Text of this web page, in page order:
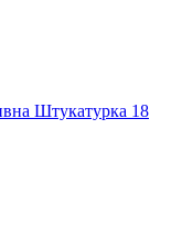
Штукатурка 18